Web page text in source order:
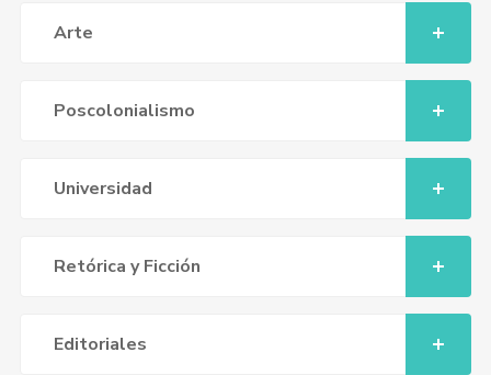
Arte
Poscolonialismo
Universidad
Retórica y Ficción
Editoriales